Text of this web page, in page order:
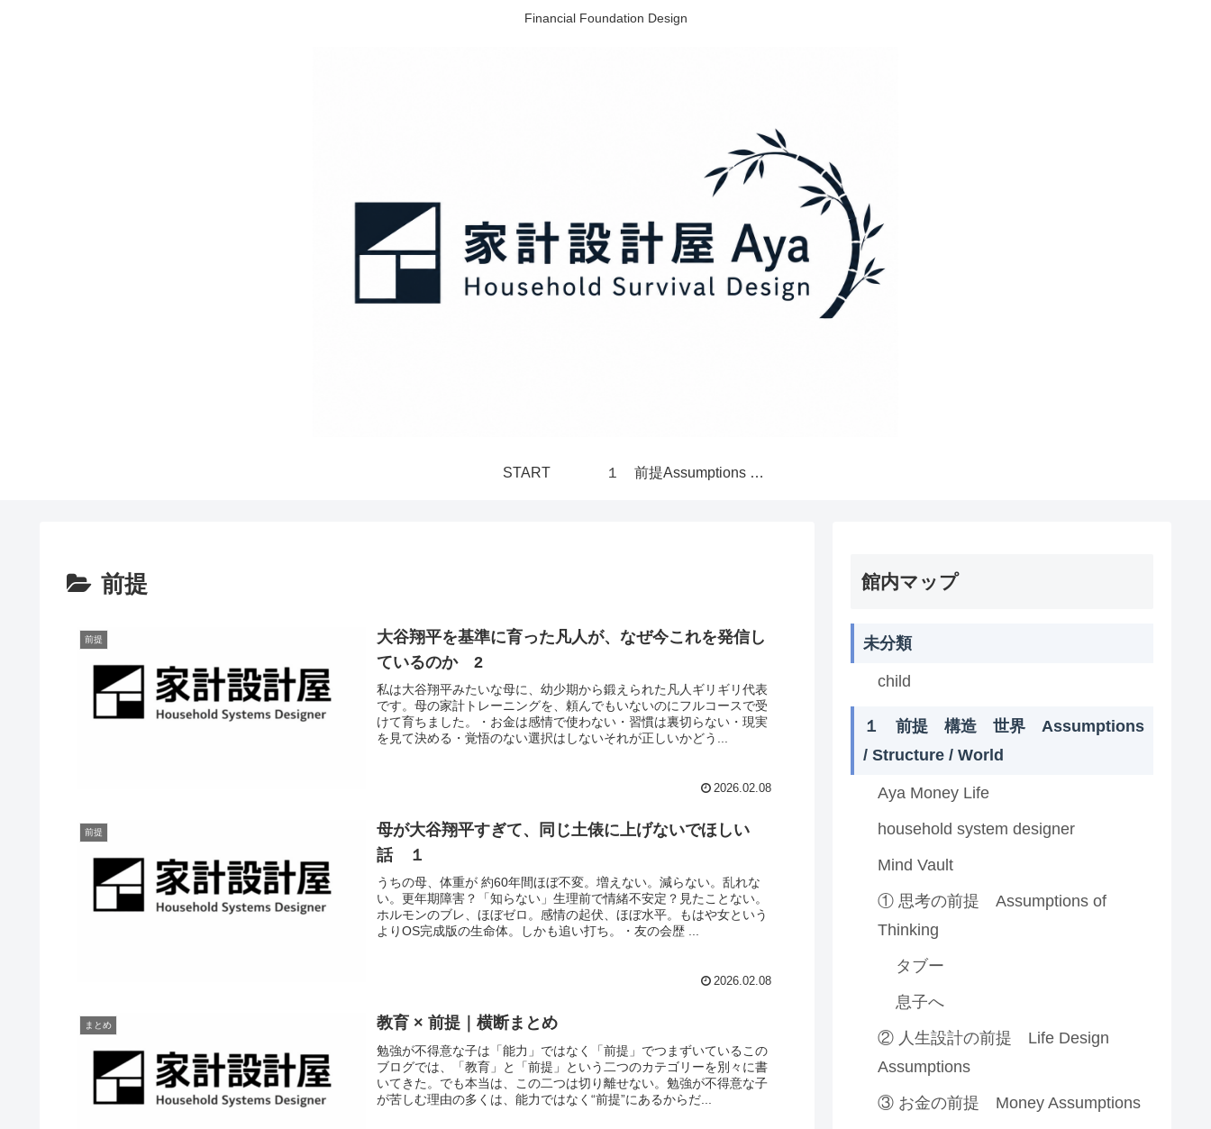
Financial Foundation Design
START １ 前提Assumptions 構造Structure 世界 World
前提
前提
大谷翔平を基準に育った凡人が、なぜ今これを発信し
ているのか 2
私は大谷翔平みたいな母に、幼少期から鍛えられた凡人ギリギリ代表
です。母の家計トレーニングを、頼んでもいないのにフルコースで受
けて育ちました。・お金は感情で使わない・習慣は裏切らない・現実
を見て決める・覚悟のない選択はしないそれが正しいかどう...
2026.02.08
前提
母が大谷翔平すぎて、同じ土俵に上げないでほしい
話 １
うちの母、体重が 約60年間ほぼ不変。増えない。減らない。乱れな
い。更年期障害？「知らない」生理前で情緒不安定？見たことない。
ホルモンのブレ、ほぼゼロ。感情の起伏、ほぼ水平。もはや女という
よりOS完成版の生命体。しかも追い打ち。・友の会歴 ...
2026.02.08
まとめ 教育 × 前提｜横断まとめ
勉強が不得意な子は「能力」ではなく「前提」でつまずいているこの
ブログでは、「教育」と「前提」という二つのカテゴリーを別々に書
いてきた。でも本当は、この二つは切り離せない。勉強が不得意な子
が苦しむ理由の多くは、能力ではなく“前提”にあるからだ...
館内マップ
未分類
child
１ 前提 構造 世界 Assumptions
/ Structure / World
Aya Money Life
household system designer
Mind Vault
① 思考の前提 Assumptions of
Thinking
タブー
息子へ
② 人生設計の前提 Life Design
Assumptions
③ お金の前提 Money Assumptions